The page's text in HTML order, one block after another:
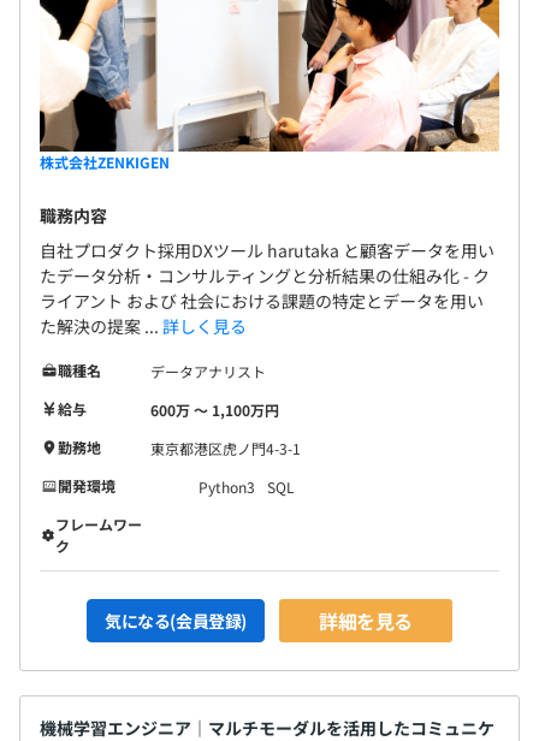
株式会社ZENKIGEN
職務内容
自社プロダクト採用DXツール harutaka と顧客データを用い
たデータ分析・コンサルティングと分析結果の仕組み化 - ク
ライアント および 社会における課題の特定とデータを用い
た解決の提案 ... 詳しく見る
職種名
データアナリスト
給与
600万 〜 1,100万円
勤務地
東京都港区虎ノ門4-3-1
開発環境
Python3
SQL
フレームワー
ク
気になる(会員登録) 詳細を見る
機械学習エンジニア｜マルチモーダルを活用したコミュニケ